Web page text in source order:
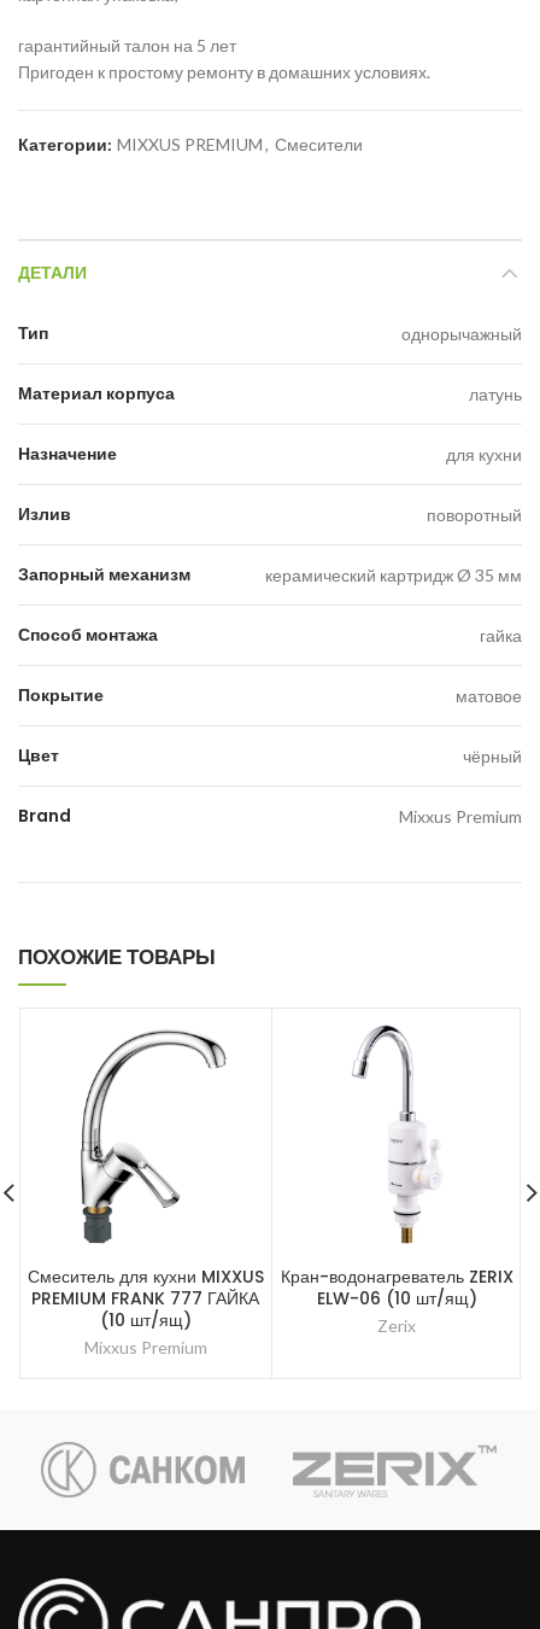
гарантийный талон на 5 лет
Пригоден к простому ремонту в домашних условиях.
Категории: MIXXUS PREMIUM, Смесители
ДЕТАЛИ
Тип однорычажный
Материал корпуса латунь
Назначение для кухни
Излив поворотный
Запорный механизм керамический картридж Ø 35 мм
Способ монтажа гайка
Покрытие матовое
Цвет чёрный
Brand Mixxus Premium
ПОХОЖИЕ ТОВАРЫ
Смеситель для кухни MIXXUS
PREMIUM FRANK 777 ГАЙКА
(10 шт/ящ)
Mixxus Premium
Кран-водонагреватель ZERIX
ELW-06 (10 шт/ящ)
Zerix